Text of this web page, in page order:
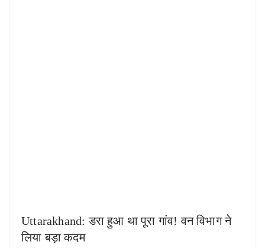
Uttarakhand: डरा हुआ था पूरा गांव! वन विभाग ने
लिया बड़ा कदम